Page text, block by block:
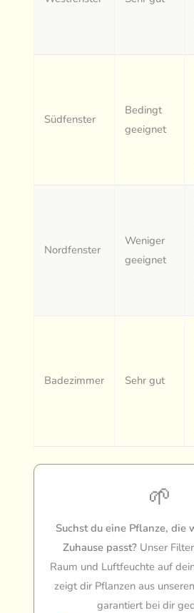
Südfenster
Bedingt
geeignet
Nordfenster
Weniger
geeignet
Badezimmer Sehr gut
🌱
Suchst du eine Pflanze, die
Zuhause passt? Unser
Raum und Luftfeuchte auf
zeigt dir Pflanzen aus
garantiert bei dir